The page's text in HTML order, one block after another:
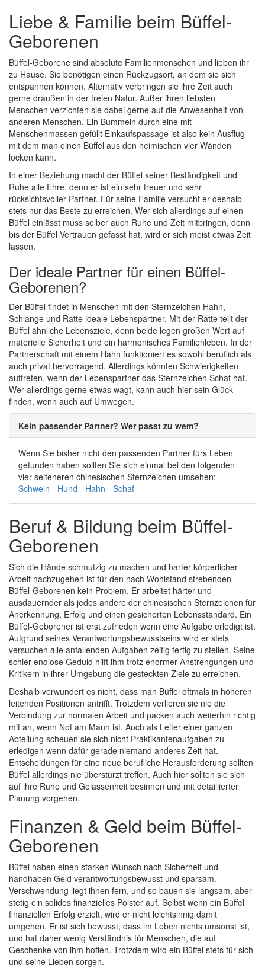
Liebe & Familie beim Büffel-
Geborenen
Büffel-Geborene sind absolute Familienmenschen und lieben ihr
zu Hause. Sie benötigen einen Rückzugsort, an dem sie sich
entspannen können. Alternativ verbringen sie ihre Zeit auch
gerne draußen in der freien Natur. Außer ihren liebsten
Menschen verzichten sie dabei gerne auf die Anwesenheit von
anderen Menschen. Ein Bummeln durch eine mit
Menschenmassen gefüllt Einkaufspassage ist also kein Ausflug
mit dem man einen Büffel aus den heimischen vier Wänden
locken kann.
In einer Beziehung macht der Büffel seiner Beständigkeit und
Ruhe alle Ehre, denn er ist ein sehr treuer und sehr
rücksichtsvoller Partner. Für seine Familie versucht er deshalb
stets nur das Beste zu erreichen. Wer sich allerdings auf einen
Büffel einlässt muss selber auch Ruhe und Zeit mitbringen, denn
bis der Büffel Vertrauen gefasst hat, wird er sich meist etwas Zeit
lassen.
Der ideale Partner für einen Büffel-
Geborenen?
Der Büffel findet in Menschen mit den Sternzeichen Hahn,
Schlange und Ratte ideale Lebenspartner. Mit der Ratte teilt der
Büffel ähnliche Lebensziele, denn beide legen großen Wert auf
materielle Sicherheit und ein harmonisches Familienleben. In der
Partnerschaft mit einem Hahn funktioniert es sowohl beruflich als
auch privat hervorragend. Allerdings könnten Schwierigkeiten
auftreten, wenn der Lebenspartner das Sternzeichen Schaf hat.
Wer allerdings gerne etwas wagt, kann auch hier sein Glück
finden, wenn auch auf Umwegen.
Kein passender Partner? Wer passt zu wem?
Wenn Sie bisher nicht den passenden Partner fürs Leben
gefunden haben sollten Sie sich einmal bei den folgenden
vier selteneren chinesischen Sternzeichen umsehen:
Schwein - Hund - Hahn - Schaf
Beruf & Bildung beim Büffel-
Geborenen
Sich die Hände schmutzig zu machen und harter körperlicher
Arbeit nachzugehen ist für den nach Wohlstand strebenden
Büffel-Geborenen kein Problem. Er arbeitet härter und
ausdauernder als jedes andere der chinesischen Sternzeichen für
Anerkennung, Erfolg und einen gesicherten Lebensstandard. Ein
Büffel-Geborener ist erst zufrieden wenn eine Aufgabe erledigt ist.
Aufgrund seines Verantwortungsbewusstseins wird er stets
versuchen alle anfallenden Aufgaben zeitig fertig zu stellen. Seine
schier endlose Geduld hilft ihm trotz enormer Anstrengungen und
Kritikern in ihrer Umgebung die gesteckten Ziele zu erreichen.
Deshalb verwundert es nicht, dass man Büffel oftmals in höheren
leitenden Positionen antrifft. Trotzdem verlieren sie nie die
Verbindung zur normalen Arbeit und packen auch weiterhin richtig
mit an, wenn Not am Mann ist. Auch als Leiter einer ganzen
Abteilung scheuen sie sich nicht Praktikantenaufgaben zu
erledigen wenn dafür gerade niemand anderes Zeit hat.
Entscheidungen für eine neue berufliche Herausforderung sollten
Büffel allerdings nie überstürzt treffen. Auch hier sollten sie sich
auf ihre Ruhe und Gelassenheit besinnen und mit detaillierter
Planung vorgehen.
Finanzen & Geld beim Büffel-
Geborenen
Büffel haben einen starken Wunsch nach Sicherheit und
handhaben Geld verantwortungsbewusst und sparsam.
Verschwendung liegt ihnen fern, und so bauen sie langsam, aber
stetig ein solides finanzielles Polster auf. Selbst wenn ein Büffel
finanziellen Erfolg erzielt, wird er nicht leichtsinnig damit
umgehen. Er ist sich bewusst, dass im Leben nichts umsonst ist,
und hat daher wenig Verständnis für Menschen, die auf
Geschenke von ihm hoffen. Trotzdem wird ein Büffel stets für sich
und seine Lieben sorgen.